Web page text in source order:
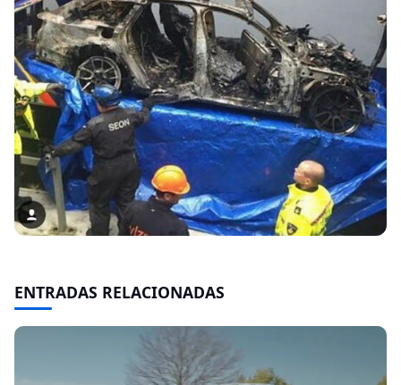
ENTRADAS RELACIONADAS